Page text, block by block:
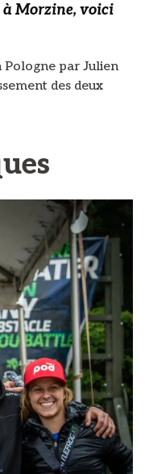
Morzine, voici
Pologne par Julien
des deux